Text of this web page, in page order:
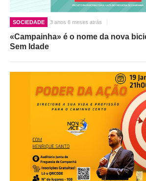
SOCIEDADE 3 anos 6 meses atrás
«Campainha» é o nome da nova
Sem Idade